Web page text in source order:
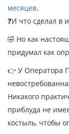
месяцев.
❓И что сделал в
🤣 Но как
придумал как
👉 У Оператора
Никакого
приблуда не
костыль, чтобы